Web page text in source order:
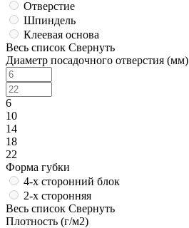
Отверстие
Шпиндель
Клеевая основа
Весь список Свернуть
Диаметр посадочного отверстия (мм)
6
10
14
18
22
Форма губки
4-х сторонний блок
2-х сторонняя
Весь список Свернуть
Плотность (г/м2)